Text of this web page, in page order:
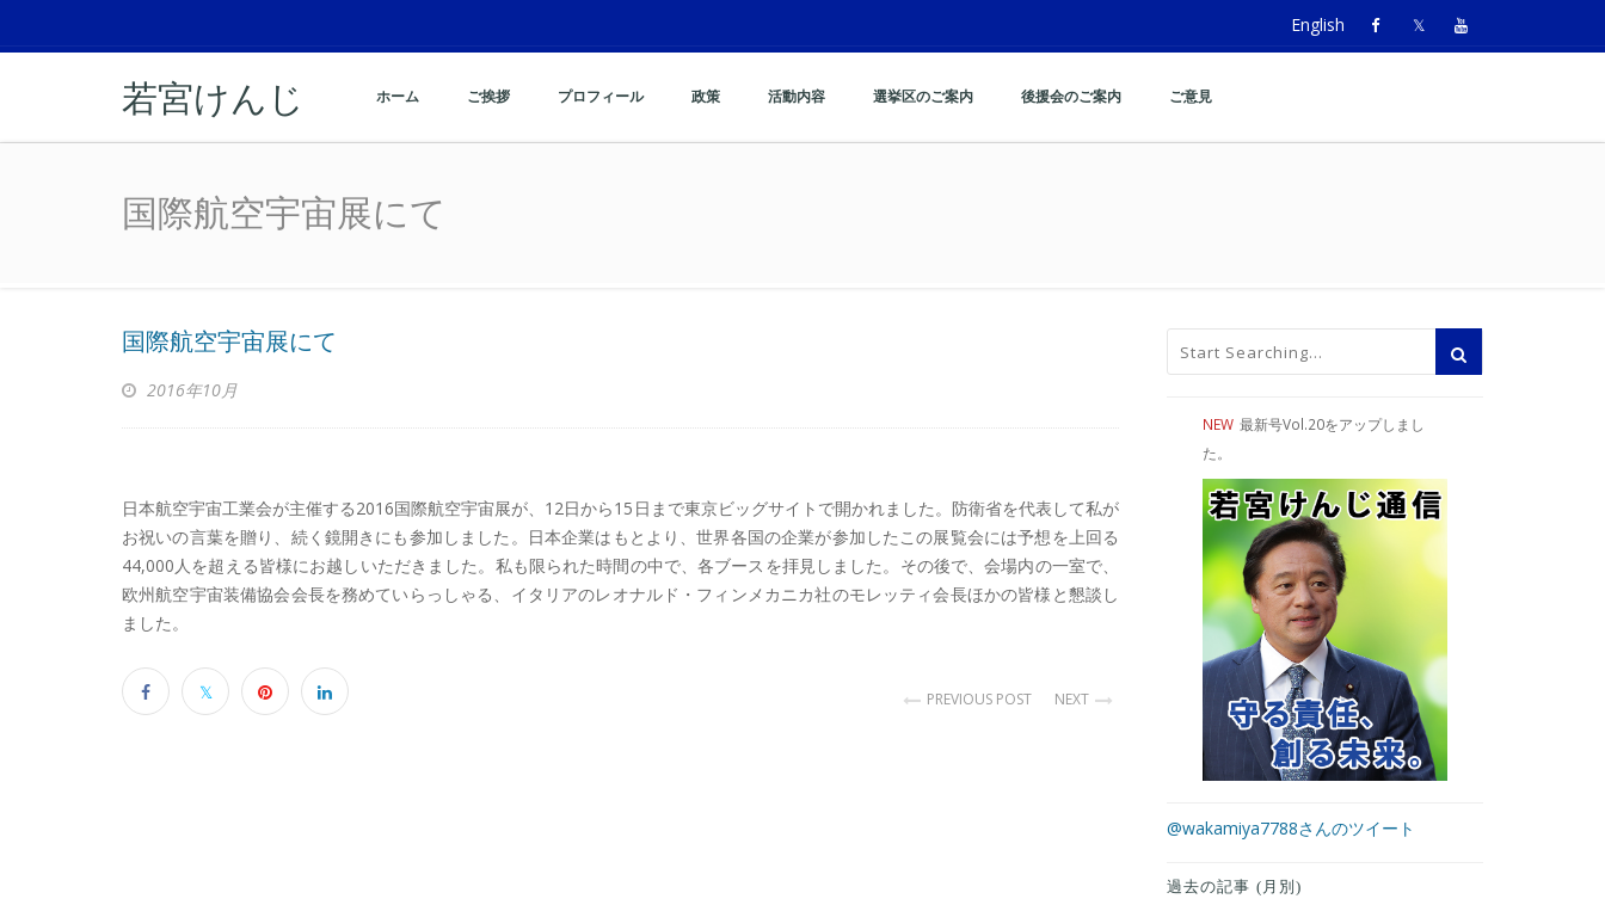
English
若宮けんじ ホーム ご挨拶 プロフィール 政策 活動内容 選挙区のご案内 後援会のご案内 ご意見
国際航空宇宙展にて
国際航空宇宙展にて
2016年10月
日本航空宇宙工業会が主催する2016国際航空宇宙展が、12日から15日まで東京ビッグサイトで開かれました。防衛省を代表して私が
お祝いの言葉を贈り、続く鏡開きにも参加しました。日本企業はもとより、世界各国の企業が参加したこの展覧会には予想を上回る
44,000人を超える皆様にお越しいただきました。私も限られた時間の中で、各ブースを拝見しました。その後で、会場内の一室で、
欧州航空宇宙装備協会会長を務めていらっしゃる、イタリアのレオナルド・フィンメカニカ社のモレッティ会長ほかの皆様と懇談し
ました。
PREVIOUS POST NEXT
NEW 最新号Vol.20をアップしまし
た。
@wakamiya7788さんのツイート
過去の記事 (月別)